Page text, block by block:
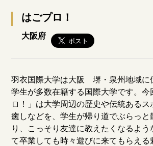
はごプロ！
大阪府
羽衣国際大学は大阪 堺・泉州地域に
学生が多数在籍する国際大学です。今
ロ！」は大学周辺の歴史や伝統あるス
癒しなどを、学生が帰り道でぶらっと
り、こっそり友達に教えたくなるよう
て卒業しても時々遊びに来てもらえる